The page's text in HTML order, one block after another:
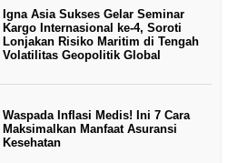
Igna Asia Sukses Gelar Seminar
Kargo Internasional ke-4, Soroti
Lonjakan Risiko Maritim di Tengah
Volatilitas Geopolitik Global
Waspada Inflasi Medis! Ini 7 Cara
Maksimalkan Manfaat Asuransi
Kesehatan